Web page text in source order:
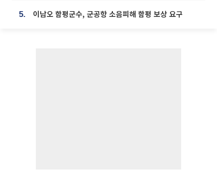
5. 이남오 함평군수, 군공항 소음피해 함평 보상 요구